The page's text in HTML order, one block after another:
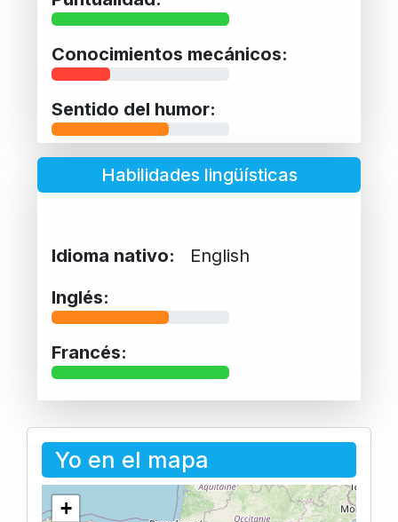
Conocimientos mecánicos:
Sentido del humor:
Habilidades lingüísticas
Idioma nativo:
English
Inglés:
Francés:
Yo en el mapa
+